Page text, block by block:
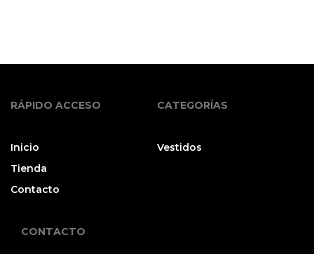
RÁPIDO ACCESO
Inicio
Tienda
Contacto
CATEGORÍAS
Vestidos
CONTACTO